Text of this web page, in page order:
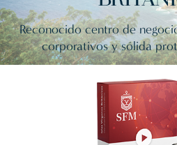
Reconocido centro de
corporativos y sólida